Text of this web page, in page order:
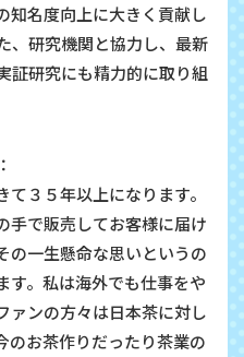
知名度向上に大きく貢献し
、研究機関と協力し、最新
証研究にも精力的に取り組
て３５年以上になります。
手で販売してお客様に届け
の一生懸命な思いというの
す。私は海外でも仕事をや
ァンの方々は日本茶に対し
のお茶作りだったり茶業の